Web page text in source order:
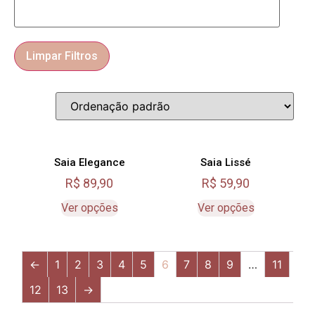
Limpar Filtros
Saia Elegance
R$ 89,90
Ver opções
Saia Lissé
R$ 59,90
Ver opções
← 1 2 3 4 5 6 7 8 9 …
11
12
13 →